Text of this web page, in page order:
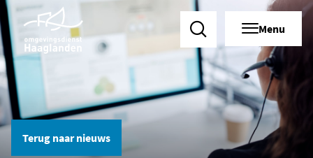
Zoeken Menu
Terug naarnieuws